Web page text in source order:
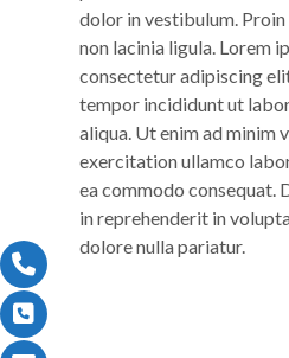
dolor in vestibulum. Proin
non lacinia ligula. Lorem
consectetur adipiscing
tempor incididunt ut
aliqua. Ut enim ad minim
exercitation ullamco
ea commodo consequat.
in reprehenderit in
dolore nulla pariatur.